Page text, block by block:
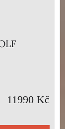
11990 Kč